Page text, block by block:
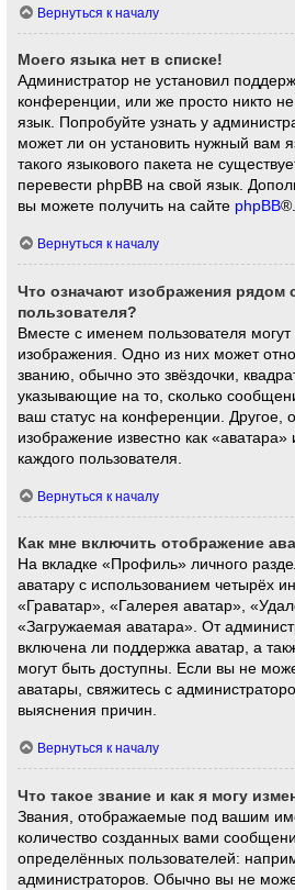
Вернуться к началу
Моего языка нет в списке!
Администратор не установил
конференции, или же просто никто
язык. Попробуйте узнать у
может ли он установить нужный вам
такого языкового пакета не
перевести phpBB на свой язык.
вы можете получить на сайте phpBB®.
Вернуться к началу
Что означают изображения рядом
пользователя?
Вместе с именем пользователя могут
изображения. Одно из них может
званию, обычно это звёздочки,
указывающие на то, сколько
ваш статус на конференции. Другое,
изображение известно как
каждого пользователя.
Вернуться к началу
Как мне включить отображение
На вкладке «Профиль» личного
аватару с использованием четырёх
«Граватар», «Галерея аватар»,
«Загружаемая аватара». От
включена ли поддержка аватар, а
могут быть доступны. Если вы не
аватары, свяжитесь с
выяснения причин.
Вернуться к началу
Что такое звание и как я могу
Звания, отображаемые под вашим
количество созданных вами
определённых пользователей:
администраторов. Обычно вы не